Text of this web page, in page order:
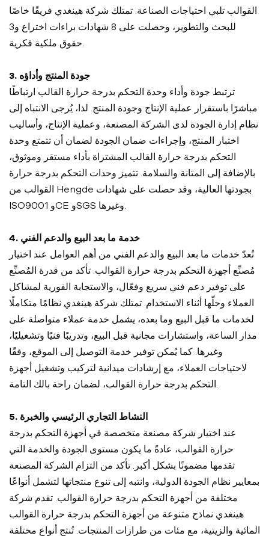
القوالب تلبي احتياجات الصناعة. تمتلك شركة هينغدي فريقًا خاصًا
للبحث والتطوير، وحصلت على 8 شهادات براءات اختراع و3
3. جودة المنتج وأداؤه
ترتبط جودة وأداء وحدة التحكم بدرجة حرارة القالب ارتباطًا
مباشرًا باستقرار عملية الإنتاج وجودة المنتج. لذا، يُرجى الانتباه إلى
نظام إدارة الجودة لدى الشركة المصنعة، وعملية الإنتاج، وأساليب
اختبار المنتج، وإجراءات ضمان الجودة لضمان أن تتمتع وحدة
التحكم بدرجة حرارة القالب المشتراة بأداء مستقر وموثوق،
بالإضافة إلى المتانة والسلامة. تتميز وحدات التحكم بدرجة حرارة
القوالب من Hengde بجودتها العالية، وقد حصلت على شهادات
4. خدمة ما بعد البيع والدعم الفني
تُعدّ خدمات ما بعد البيع والدعم الفني من أهم العوامل عند اختيار
مُصنِّع أجهزة التحكم بدرجة حرارة القوالب. تأكد من قدرة المُصنِّع
على توفير دعم فني سريع وفعّال، والاستجابة الفورية لمشاكل
العملاء وحلّها أثناء الاستخدام. تمتلك شركة هينغدي نظامًا متكاملًا
لخدمات ما قبل البيع وما بعده، يشمل خدمة عملاء متواصلة على
مدار الساعة، واستشارات مجانية قبل البيع، وتدريبًا فنيًا وتشغيليًا،
وغيرها. كما يُمكن توفير خدمة التوصيل إلى الموقع، وفقًا
لاحتياجات العملاء، مع إرشادات ميدانية لتركيب وتشغيل أجهزة
5. النشاط التجاري الرئيسي والخبرة
عند اختيار شركة مصنعة متخصصة في أجهزة التحكم بدرجة
حرارة القوالب، عادةً ما يكون مستوى الجودة والخدمة التي
تقدمها مضمونًا بشكل أكبر. تأكد من التزام الشركة المصنعة
بمعايير نظام الجودة الدولية، وانتبه إلى تنوع منتجاتها لتشمل أنواعًا
مختلفة من أجهزة التحكم بدرجة حرارة القوالب. تقدم شركة
هينغدي نماذج متنوعة من أجهزة التحكم بدرجة حرارة القوالب
المائية والزيتية، مع مئات من طرازات المنتجات. تُنتج أنواع مختلفة